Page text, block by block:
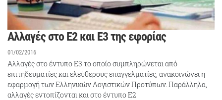
Αλλαγές στο Ε2 και Ε3 της εφορίας
01/02/2016
Αλλαγές στο έντυπο Ε3 το οποίο συμπληρώνεται από
επιτηδευματίες και ελεύθερους επαγγελματίες, ανακοινώνει η
εφαρμογή των Ελληνικών Λογιστικών Προτύπων. Παράλληλα,
αλλαγές εντοπίζονται και στο έντυπο Ε2